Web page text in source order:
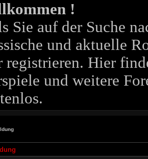
!
Sie auf der Suche
und aktuelle
registrieren. Hier
und weitere